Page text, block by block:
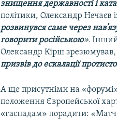
знищення державності і
політики, Олександр Нечаєв
розвинувся саме через
говорити російською».
Олександр Кірш
призвів до ескалації
А ще присутніми на
положення Європейської
«гаспадам» порадити: